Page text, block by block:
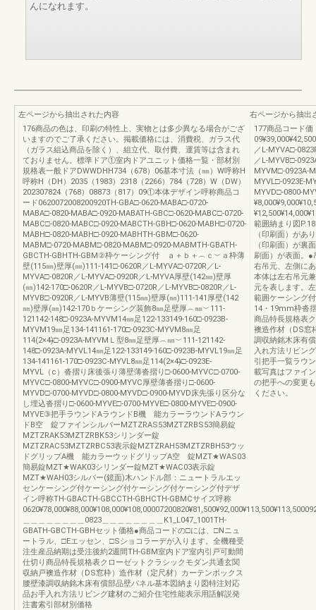
んになれます。
左ページから抽出された内容
176商品の色は、印刷の特性上、実物とは多少異なる場合がござ
いますのでご了承ください。掲載価格には、消費税、ガラス代
（ガラス組込商品を除く）、組立代、取付費、運賃等は含まれ
ておりません。標準ドア①室内ドアユニット価格一覧・部材別
規格表一般ドアDWWDHH734（678）06基本寸法（㎜）W呼称H
呼称H（DH）2035（1983）2318（2266）784（728）W（DW）
202307824（768）08873（817）09①本体デザイン呼称商品コ
ード0620072008200920TH-GBA□-0620-MABA□-0720-
MABA□-0820-MABA□-0920-MABATH-GBC□-0620-MABC□-0720-
MABC□-0820-MABC□-0920-MABCTH-GBH□-0620-MABH□-0720-
MABH□-0820-MABH□-0920-MABHTH-GBM□-0620-
MABM□-0720-MABM□-0820-MABM□-0920-MABMTH-GBATH-
GBCTH-GBHTH-GBM②枠ケーシング付 ａ＋ｂ＋︵ｃ︶ａ枠薄
壁(115㎜)壁厚(㎜)111-141□-0620R／L-MYVA□-0720R／L-
MYVA□-0820R／L-MYVA□-0920R／L-MYVA厚壁(142㎜)壁厚
(㎜)142-170□-0620R／L-MYVB□-0720R／L-MYVB□-0820R／L-
MYVB□-0920R／L-MYVB薄壁(115㎜)壁厚(㎜)111-141厚壁(142
㎜)壁厚(㎜)142-170ｂケーシング装飾8㎜足壁厚︵㎜︶111-
121142-148□-0923A-MYVM14㎜足122-133149-160□-0923B-
MYVM19㎜足134-141161-170□-0923C-MYVM8㎜足
114(2×4)̶̶□-0923A-MYVMＬ型8㎜足壁厚︵㎜︶111-121142-
148□-0923A-MYVL14㎜足122-133149-160□-0923B-MYVL19㎜足
134-141161-170□-0923C-MYVL8㎜足114(2×4)̶̶□-0923E-
MYVL（c）沓摺り床後張り薄壁薄沓摺り□-0600-MYVC□-0700-
MYVC□-0800-MYVC□-0900-MYVC厚壁薄沓摺り□-0600-
MYVD□-0700-MYVD□-0800-MYVD□-0900-MYVD床先張り区分な
し埋込沓摺り□-0600-MYVE□-0700-MYVE□-0800-MYVE□-0900-
MYVE③把手ラウンドAラウンドB機 能カラーラウンドAラウン
ドB空 錠ファインシルバーMZTZRAS53MZTZRBS53簡易錠
MZTZRAK53MZTZRBK53シリンダー錠
MZTZRAC53MZTZRBC53表示錠MZTZRAH53MZTZRBH53ウッ
ドグリップA機 能カラーウッドグリップA空 錠MZT★WAS03
簡易錠MZT★WAK03シリンダー錠MZT★WAC03表示錠
MZT★WAH03シルバー(鏡面)木ハンドル部：ニュートラルエッ
センケーシング付ケーシング付ケーシング付ケーシング付デザ
イン呼称TH-GBACTH-GBCCTH-GBHCTH-GBMCサイズ呼称
＿＿＿＿＿＿＿＿0823＿＿＿＿＿＿＿＿K1_L047_1001TH-
GBATH-GBCTH-GBHセット価格●商品コードの□には、□Nニュ
ートラル、□Eエッセン、□Sショコラーデが入ります。全機種受
注生産品納期は受注後約2週間TH-GBM室内ドア室内引戸可動間
仕切り商品特長規格表クローゼットクラシックモダン共通玄関
収納戸襖造作材（DS窓枠）造作材（定尺材）カーテンボックス
腰壁漆調収納銘木床有償部品壁パネル基本図納まり図特注対応
品お手入れ方法リビング建材のご紹介住宅性能表示用語解説発
注書索引部材別価格
右ページから抽出
177商品コード
／L-MYVA□-
／L-MYVB□-
MYVM□-0923A-
MYVL□-0923E-
MYVD□-0800-
範囲納まり図
（印刷面）があ
（印刷面）が裏
刷面）が表面。
右吊元、左側に
本体は左右吊元
元を表します。
範囲ケーシング
14・19mm枠沓
商品特長規格表
襖造作材（DS窓
調収納銘木床有
入れ方法リビン
引把手一覧ラウ
載写真はファイ
の把手への変更
ください。